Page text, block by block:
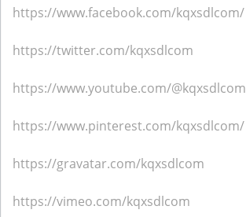
https://www.facebook.com/kqxsdlcom/
https://twitter.com/kqxsdlcom
https://www.youtube.com/@kqxsdlcom
https://www.pinterest.com/kqxsdlcom/
https://gravatar.com/kqxsdlcom
https://vimeo.com/kqxsdlcom